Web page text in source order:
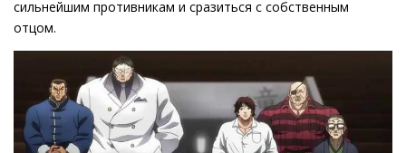
сильнейшим противникам и сразиться с собственным
отцом.